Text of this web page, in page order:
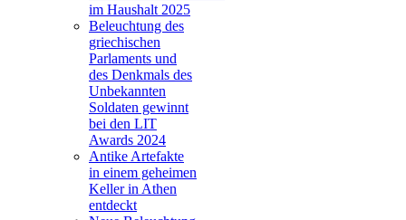
im Haushalt 2025
Beleuchtung des
griechischen
Parlaments und
des Denkmals des
Unbekannten
Soldaten gewinnt
bei den LIT
Awards 2024
Antike Artefakte
in einem geheimen
Keller in Athen
entdeckt